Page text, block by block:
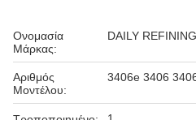
Ονομασία
Μάρκας:
DAILY REFINING
Αριθμός
Μοντέλου:
3406e 3406